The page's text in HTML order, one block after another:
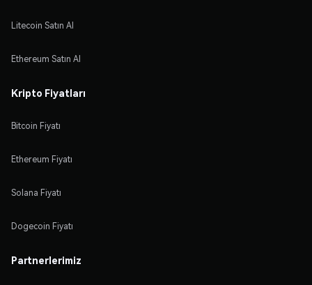
Litecoin Satın Al
Ethereum Satın Al
Kripto Fiyatları
Bitcoin Fiyatı
Ethereum Fiyatı
Solana Fiyatı
Dogecoin Fiyatı
Partnerlerimiz